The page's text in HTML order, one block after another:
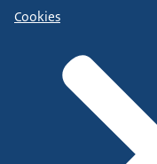
Cookies